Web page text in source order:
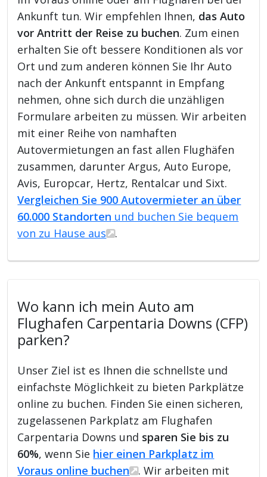
Ankunft tun. Wir empfehlen Ihnen, das Auto
vor Antritt der Reise zu buchen. Zum einen
erhalten Sie oft bessere Konditionen als vor
Ort und zum anderen können Sie Ihr Auto
nach der Ankunft entspannt in Empfang
nehmen, ohne sich durch die unzähligen
Formulare arbeiten zu müssen. Wir arbeiten
mit einer Reihe von namhaften
Autovermietungen an fast allen Flughäfen
zusammen, darunter Argus, Auto Europe,
Avis, Europcar, Hertz, Rentalcar und Sixt.
Vergleichen Sie 900 Autovermieter an über
60.000 Standorten und buchen Sie bequem
von zu Hause aus
.
Wo kann ich mein Auto am
Flughafen Carpentaria Downs (CFP)
parken?
Unser Ziel ist es Ihnen die schnellste und
einfachste Möglichkeit zu bieten Parkplätze
online zu buchen. Finden Sie einen sicheren,
zugelassenen Parkplatz am Flughafen
Carpentaria Downs und sparen Sie bis zu
60%, wenn Sie hier einen Parkplatz im
Voraus online buchen
. Wir arbeiten mit